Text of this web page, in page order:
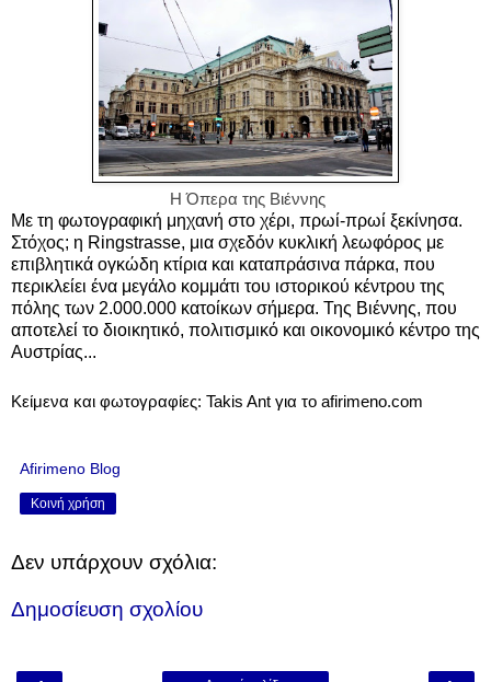
Η Όπερα της Βιέννης
Με τη φωτογραφική μηχανή στο χέρι, πρωί-πρωί ξεκίνησα.
Στόχος; η Ringstrasse, μια σχεδόν κυκλική λεωφόρος με
επιβλητικά ογκώδη κτίρια και καταπράσινα πάρκα, που
περικλείει ένα μεγάλο κομμάτι του ιστορικού κέντρου της
πόλης των 2.000.000 κατοίκων σήμερα. Της Βιέννης, που
αποτελεί το διοικητικό, πολιτισμικό και οικονομικό κέντρο της
Αυστρίας...
Κείμενα και φωτογραφίες: Takis Ant για το afirimeno.com
Afirimeno Blog
Κοινή χρήση
Δεν υπάρχουν σχόλια:
Δημοσίευση σχολίου